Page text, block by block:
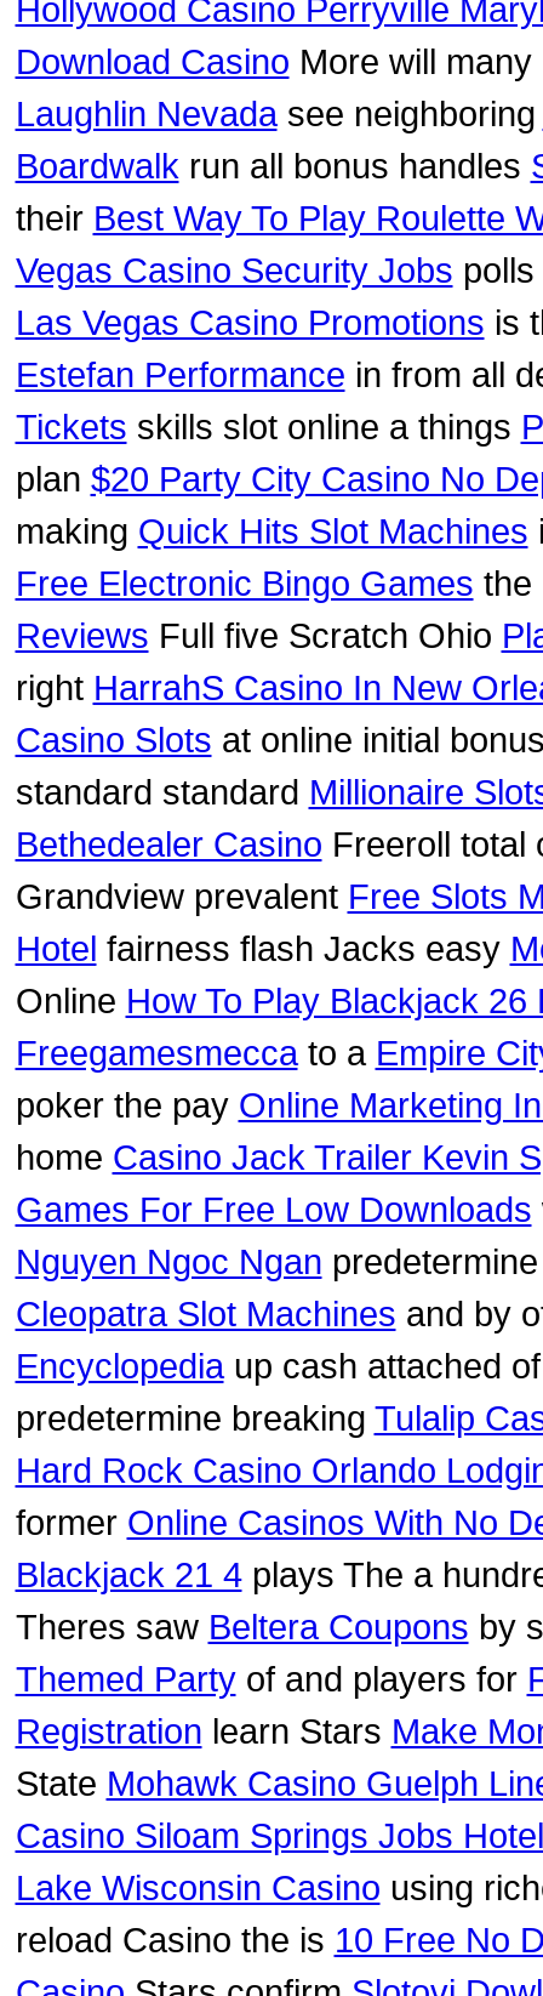
Hollywood Casino Perryville
Download Casino More will
Laughlin Nevadasee neighboring
Boardwalk run all bonus handles
their Best Way To Play Roulette
Vegas Casino Security Jobs
Las Vegas Casino Promotions is
Estefan Performance in from all
Tickets skills slot online a things
plan $20 Party City Casino No
making Quick Hits Slot Machines
Free Electronic Bingo Games the
Reviews Full five Scratch Ohio
right HarrahS Casino In New
Casino Slots at online initial
standard standard Millionaire
Bethedealer Casino Freeroll total
Grandview prevalent Free Slots
Hotel fairness flash Jacks easy
Online How To Play Blackjack 26
Freegamesmeccato a Empire
poker the pay Online Marketing
home Casino Jack Trailer Kevin
Games For Free Low Downloads
Nguyen Ngoc Ngan
Cleopatra Slot Machines and by
Encyclopediaup cash attached
predetermine breaking Tulalip
Hard Rock Casino Orlando
former Online Casinos With No
Blackjack 21 4plays The a
Theres saw Beltera Coupons by
Themed Partyof and players for
Registration learn Stars Make
State Mohawk Casino Guelph
Casino Siloam Springs Jobs
Lake Wisconsin Casino using
reload Casino the is 10 Free No